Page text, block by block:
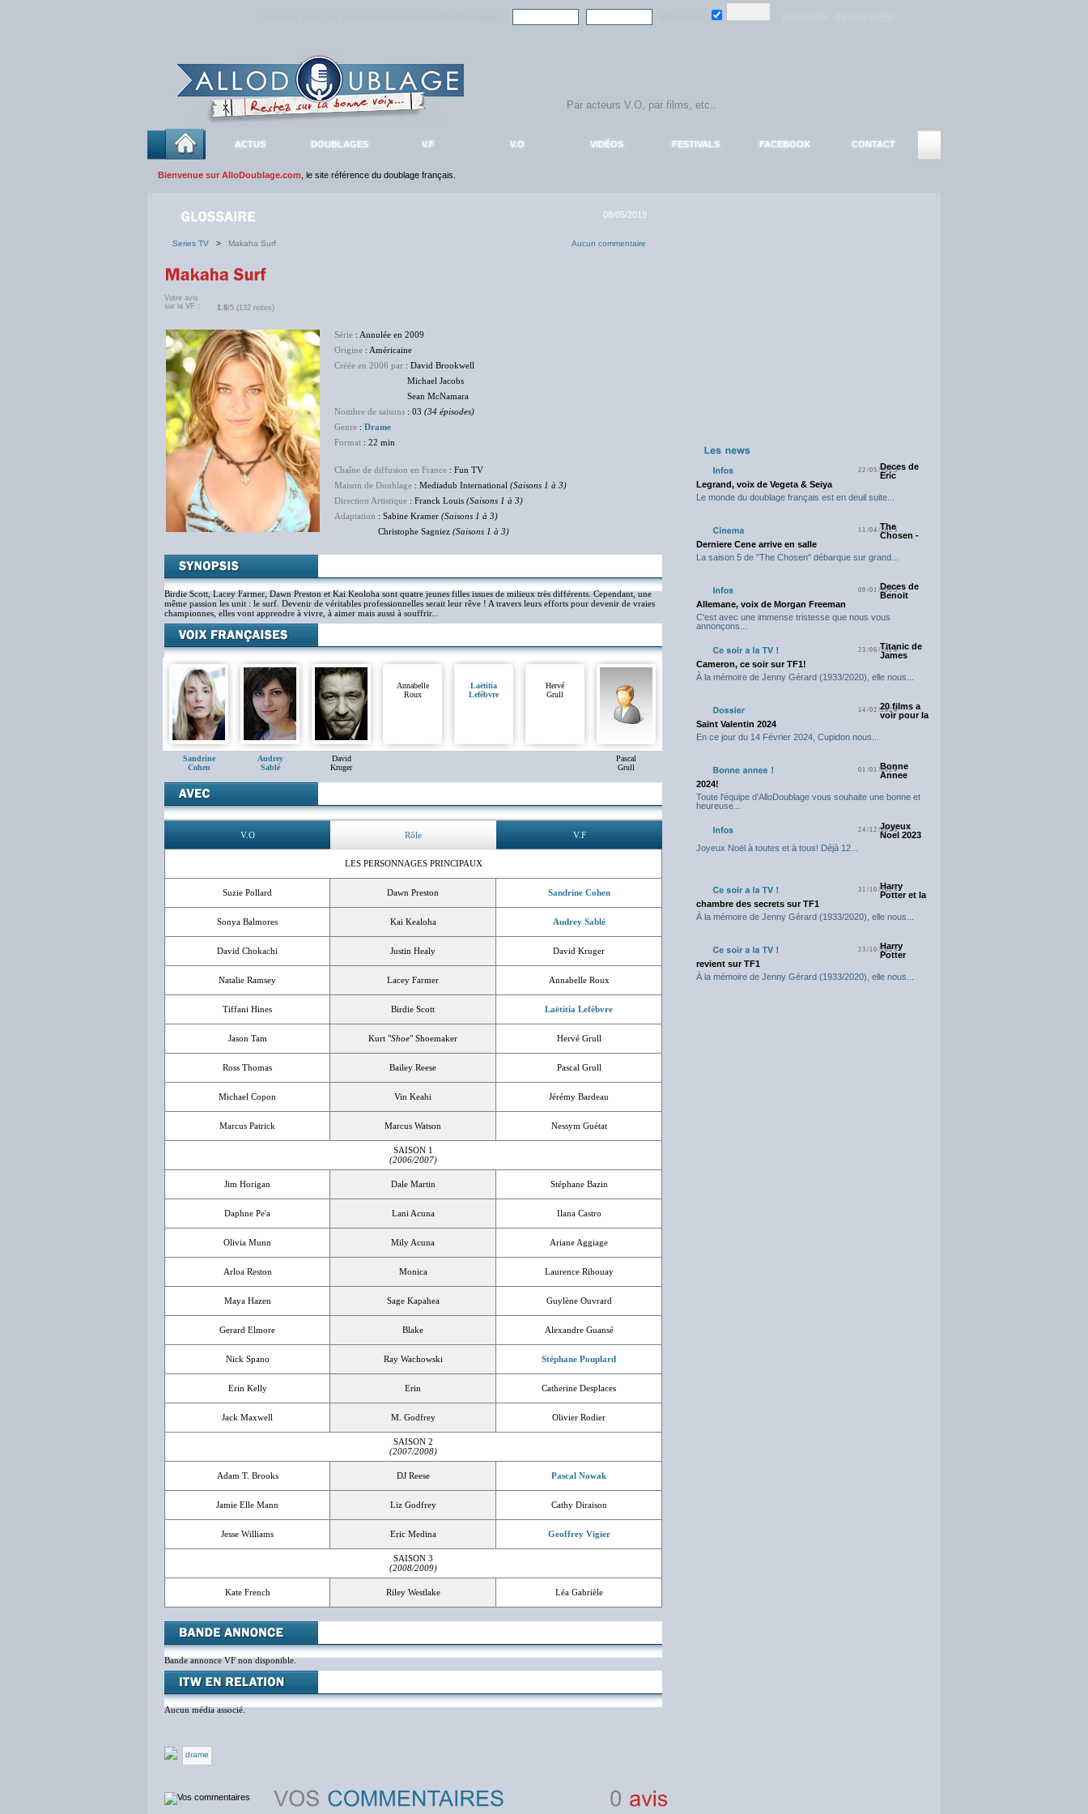
ACTUS DOUBLAGES V.F V.O VIDÉOS FESTIVALS FACEBOOK CONTACT
Bienvenue sur AlloDoublage.com , le site référence du doublage français.
08/05/2019
Series TV > Makaha Surf Aucun commentaire
Votre avis
sur la VF :
1.8/5 (132 notes)
Série : Annulée en 2009
Origine : Américaine
Créée en 2006 par : David Brookwell
Michael Jacobs
Sean McNamara
Nombre de saisons : 03 (34 épisodes)
Genre : Drame
Format : 22 min
Chaîne de diffusion en France : Fun TV
Maison de Doublage : Mediadub International (Saisons 1 à 3)
Direction Artistique : Franck Louis (Saisons 1 à 3)
Adaptation : Sabine Kramer (Saisons 1 à 3)
Christophe Sagniez (Saisons 1 à 3)
Birdie Scott, Lacey Farmer, Dawn Preston et Kai Keoloha sont quatre jeunes filles issues de milieux très différents. Cependant, une
même passion les unit : le surf. Devenir de véritables professionnelles serait leur rêve ! A travers leurs efforts pour devenir de vraies
championnes, elles vont apprendre à vivre, à aimer mais aussi à souffrir...
Sandrine
Cohen
Audrey
Sablé
David
Kruger
Annabelle
Roux
Laëtitia
Lefèbvre
Hervé
Grull
Pascal
Grull
V.O Rôle V.F
LES PERSONNAGES PRINCIPAUX
Suzie Pollard Dawn Preston Sandrine Cohen
Sonya Balmores Kai Kealoha Audrey Sablé
David Chokachi Justin Healy David Kruger
Natalie Ramsey Lacey Farmer Annabelle Roux
Tiffani Hines Birdie Scott Laëtitia Lefèbvre
Jason Tam Kurt "Shoe" Shoemaker Hervé Grull
Ross Thomas Bailey Reese Pascal Grull
Michael Copon Vin Keahi Jérémy Bardeau
Marcus Patrick Marcus Watson Nessym Guétat
SAISON 1
(2006/2007)
Jim Horigan Dale Martin Stéphane Bazin
Daphne Pe'a Lani Acuna Ilana Castro
Olivia Munn Mily Acuna Ariane Aggiage
Arloa Reston Monica Laurence Rihouay
Maya Hazen Sage Kapahea Guylène Ouvrard
Gerard Elmore Blake Alexandre Guansé
Nick Spano Ray Wachowski Stéphane Pouplard
Erin Kelly Erin Catherine Desplaces
Jack Maxwell M. Godfrey Olivier Rodier
SAISON 2
(2007/2008)
Adam T. Brooks DJ Reese Pascal Nowak
Jamie Elle Mann Liz Godfrey Cathy Diraison
Jesse Williams Eric Medina Geoffrey Vigier
SAISON 3
(2008/2009)
Kate French Riley Westlake Léa Gabrièle
Bande annonce VF non disponible.
Aucun média associé.
drame
22/05/2025Deces de
Eric
Legrand, voix de Vegeta & Seiya
Le monde du doublage français est en deuil suite...
11/04/2025
The
Chosen -
Derniere Cene arrive en salle
La saison 5 de "The Chosen" débarque sur grand...
09/01/2025Deces de
Benoit
Allemane, voix de Morgan Freeman
C'est avec une immense tristesse que nous vous
annonçons...
23/06/2024Titanic de
James
Cameron, ce soir sur TF1!
À la mémoire de Jenny Gérard (1933/2020), elle nous...
14/02/202420 films a
voir pour la
Saint Valentin 2024
En ce jour du 14 Février 2024, Cupidon nous...
01/01/2024
Bonne
Annee
2024!
Toute l'équipe d'AlloDoublage vous souhaite une bonne et
heureuse...
24/12/2023
Joyeux
Noel 2023
Joyeux Noël à toutes et à tous! Déjà 12...
31/10/2023
Harry
Potter et la
chambre des secrets sur TF1
À la mémoire de Jenny Gérard (1933/2020), elle nous...
23/10/2023
Harry
Potter
revient sur TF1
À la mémoire de Jenny Gérard (1933/2020), elle nous...